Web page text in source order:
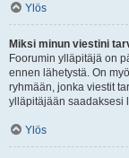
Ylös
Miksi minun viestini
Foorumin ylläpitäjä on
ennen lähetystä. On
ryhmään, jonka viestit
ylläpitäjään saadaksesi
Ylös